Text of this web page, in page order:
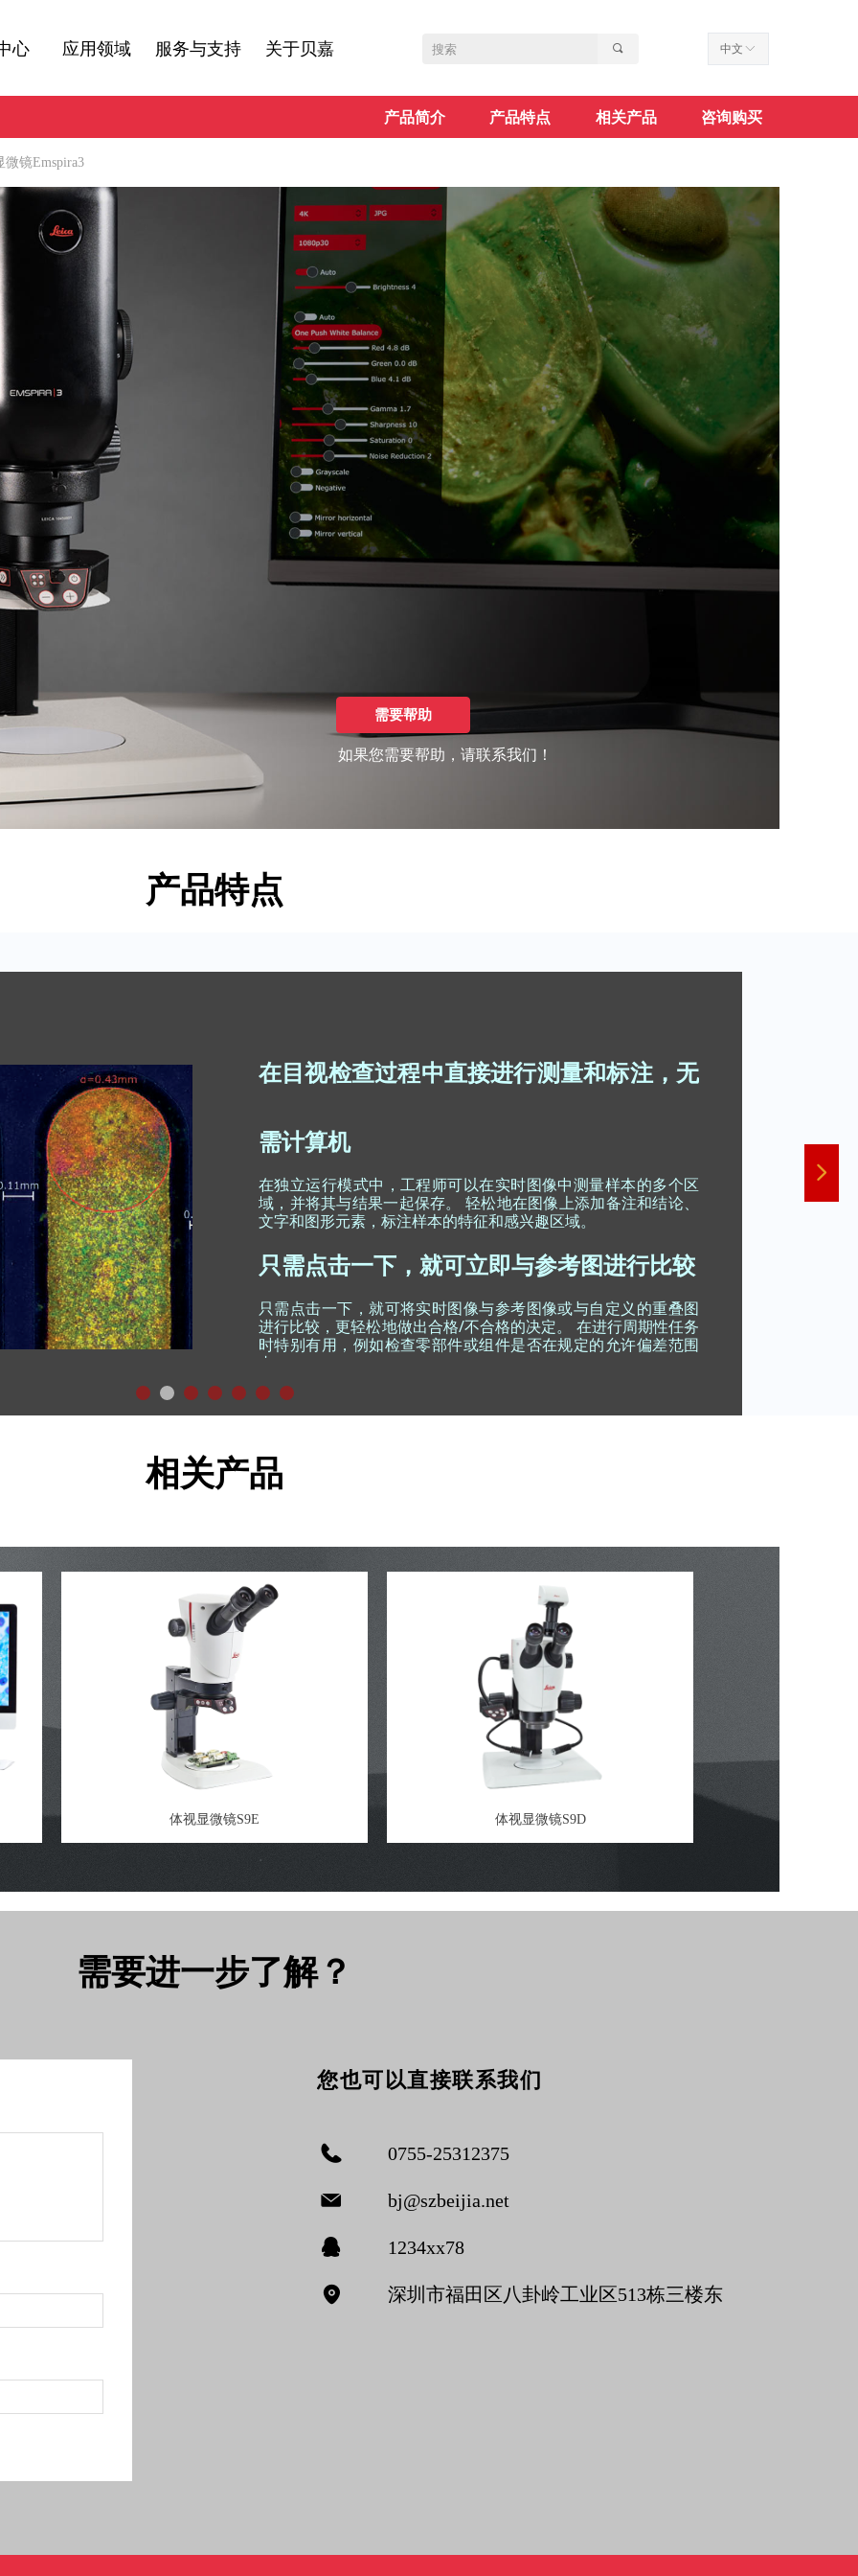
끠 ꀅ
中文
心 应用领域 服务与支持 关于贝嘉
产品简介 产品特点 相关产品 咨询购买
需要帮助
如果您需要帮助，请联系我们！
产品特点
在目视检查过程中直接进行测量和标注，无
需计算机
在独立运行模式中，工程师可以在实时图像中测量样本的多个区
域，并将其与结果一起保存。 轻松地在图像上添加备注和结论、
文字和图形元素，标注样本的特征和感兴趣区域。
只需点击一下，就可立即与参考图进行比较
只需点击一下，就可将实时图像与参考图像或与自定义的重叠图
进行比较，更轻松地做出合格/不合格的决定。 在进行周期性任务
时特别有用，例如检查零部件或组件是否在规定的允许偏差范围
内
넲
相关产品
需要进一步了解？
0755-25312375
bj@szbeijia.net
1234xx78
深圳市福田区八卦岭工业区513栋三楼东
您也可以直接联系我们
体视显微镜S9E 体视显微镜S9D
微镜Emspira3